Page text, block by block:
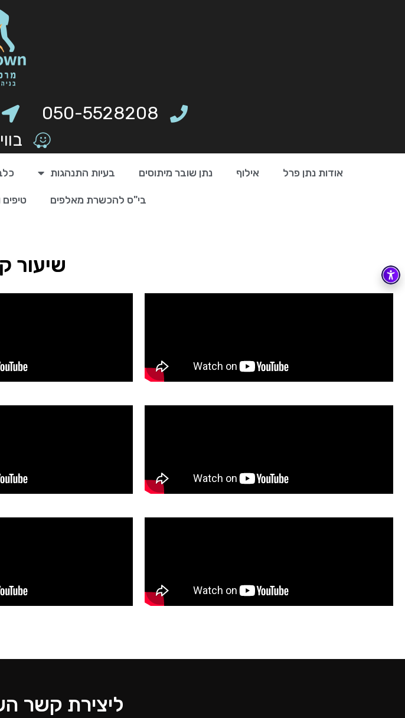
050-5528208
אודות נתן פרל אילוף נתן שובר מיתוסים בעיות התנהגות
בי"ס להכשרת מאלפים טיפים
שיעור
ליצירת קשר